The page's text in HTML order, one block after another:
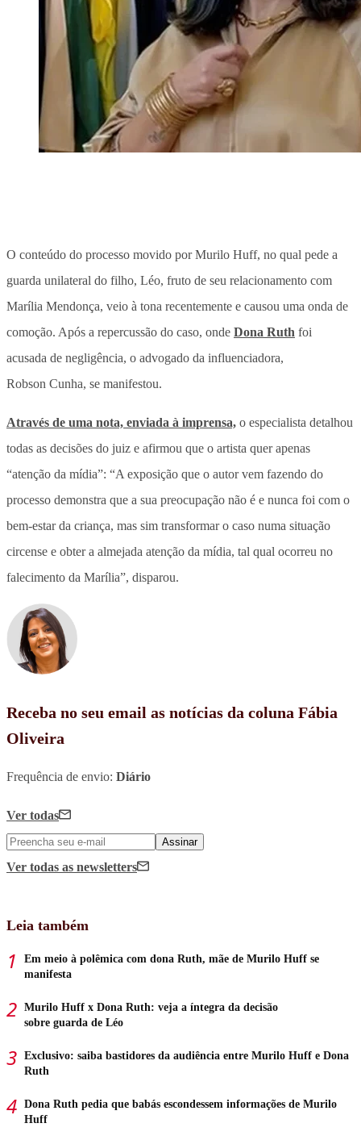
O conteúdo do processo movido por Murilo Huff, no qual pede a
guarda unilateral do filho, Léo, fruto de seu relacionamento com
Marília Mendonça, veio à tona recentemente e causou uma onda de
comoção. Após a repercussão do caso, onde Dona Ruth foi
acusada de negligência, o advogado da influenciadora,
Robson Cunha, se manifestou.
Através de uma nota, enviada à imprensa, o especialista detalhou
todas as decisões do juiz e afirmou que o artista quer apenas
“atenção da mídia”: “A exposição que o autor vem fazendo do
processo demonstra que a sua preocupação não é e nunca foi com o
bem-estar da criança, mas sim transformar o caso numa situação
circense e obter a almejada atenção da mídia, tal qual ocorreu no
falecimento da Marília”, disparou.
Receba no seu email as notícias da coluna Fábia
Oliveira
Frequência de envio: Diário
Ver todas
Assinar
Ver todas as newsletters
Leia também
Em meio à polêmica com dona Ruth, mãe de Murilo Huff se
manifesta
Murilo Huff x Dona Ruth: veja a íntegra da decisão
sobre guarda de Léo
Exclusivo: saiba bastidores da audiência entre Murilo Huff e Dona
Ruth
Dona Ruth pedia que babás escondessem informações de Murilo
Huff